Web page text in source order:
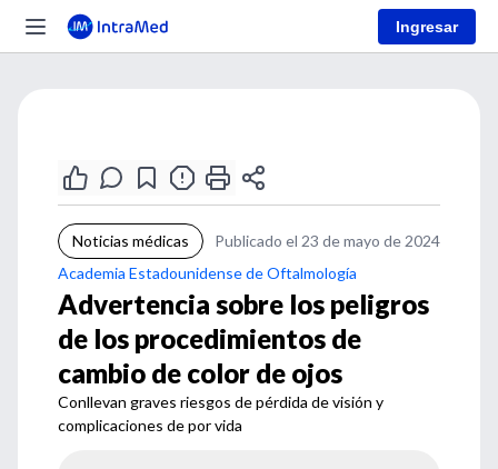
Ingresar
Noticias médicas
Publicado el 23 de mayo de 2024
Academia Estadounidense de Oftalmología
Advertencia sobre los peligros
de los procedimientos de
cambio de color de ojos
Conllevan graves riesgos de pérdida de visión y
complicaciones de por vida